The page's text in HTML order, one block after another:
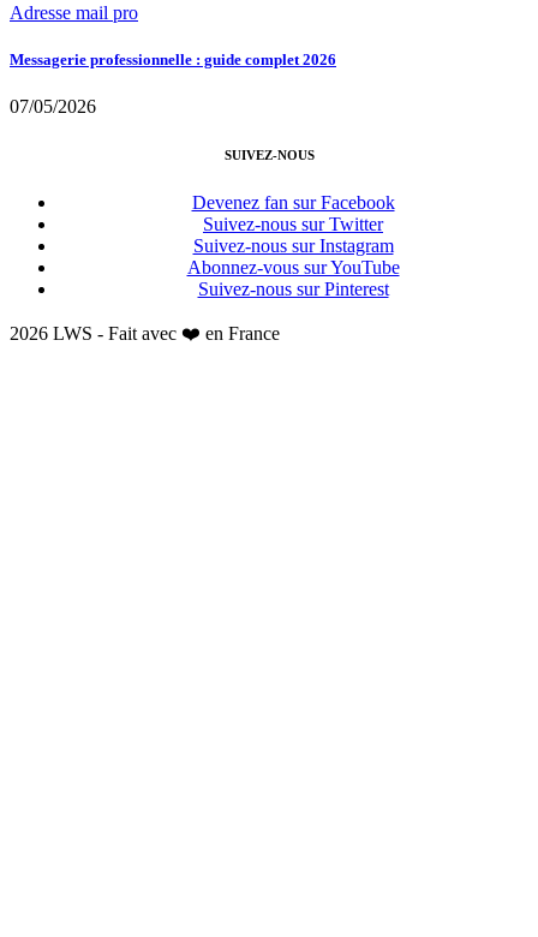
Adresse mail pro
Messagerie professionnelle : guide complet 2026
07/05/2026
SUIVEZ-NOUS
Devenez fan sur Facebook
Suivez-nous sur Twitter
Suivez-nous sur Instagram
Abonnez-vous sur YouTube
Suivez-nous sur Pinterest
2026 LWS - Fait avec ❤️ en France